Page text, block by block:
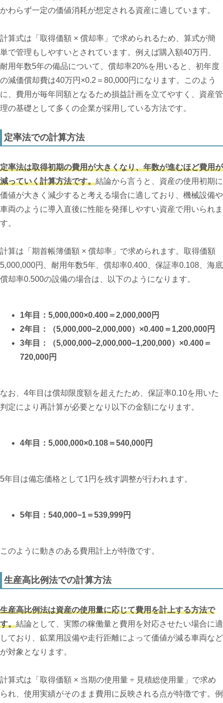
かわらず一定の価値消耗が想定される資産に適しています。
計算式は「取得価額 × 償却率」で求められるため、算式が簡
単で管理もしやすいとされています。例えば購入額40万円、
耐用年数5年の備品について、償却率20%を用いると、初年度
の減価償却費は40万円×0.2＝80,000円になります。このよう
に、費用が毎年同額となるため損益計画を立てやすく、資産管
理の基礎として多くの企業が採用している方法です。
定率法での計算方法
定率法は取得初期の費用が大きくなり、年数が進むほど費用が
減っていく計算方法です。結論から言うと、資産の使用初期に
価値が大きく減少すると考える場合に適しており、機械設備や
車両のように導入直後に性能を発揮しやすい資産で用いられま
す。
計算は「期首帳簿価額 × 償却率」で求められます。取得価額
5,000,000円、耐用年数5年、償却率0.400、保証率0.108、海底
償却率0.500の設備の場合は、以下のようになります。
1年目：5,000,000×0.400＝2,000,000円
2年目：（5,000,000−2,000,000）×0.400＝1,200,000円
3年目：（5,000,000−2,000,000−1,200,000）×0.400＝
720,000円
なお、4年目は償却限度額を超えたため、保証率0.10を用いた
判定により再計算が必要となり以下の金額になります。
4年目：5,000,000×0.108＝540,000円
5年目は備忘価格として1円を残す調整が行われます。
5年目：540,000−1＝539,999円
このように動きのある費用計上が特徴です。
生産高比例法での計算方法
生産高比例法は資産の使用量に応じて費用を計上する方法で
す。結論として、実際の稼働量と費用を対応させたい場合に適
しており、鉱業用設備や走行距離によって価値が減る車両など
が対象となります。
計算式は「取得価額 × 当期の使用量 ÷ 見積総使用量」で求め
られ、使用実績がそのまま費用に反映される点が特徴です。例